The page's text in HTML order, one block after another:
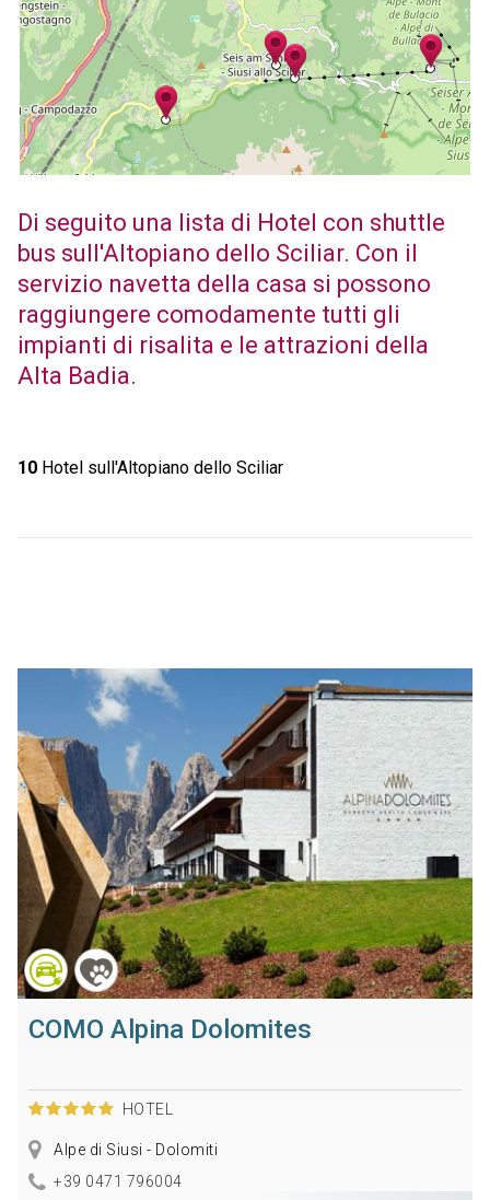
Di seguito una lista di Hotel con shuttle
bus sull'Altopiano dello Sciliar. Con il
servizio navetta della casa si possono
raggiungere comodamente tutti gli
impianti di risalita e le attrazioni della
Alta Badia.
10Hotel sull'Altopiano dello Sciliar
COMO Alpina Dolomites
HOTEL
Alpe di Siusi - Dolomiti
+39 0471 796004